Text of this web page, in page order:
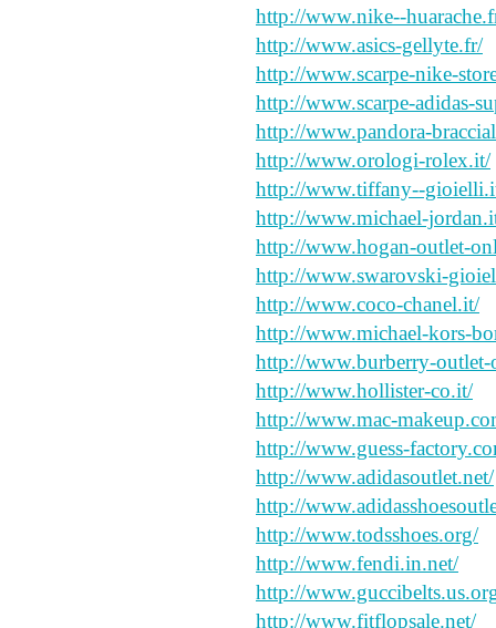
http://www.nike--
http://www.asics-gellyte.fr/
http://www.scarpe-nike-
http://www.scarpe-adidas-
http://www.pandora-
http://www.orologi-rolex.it/
http://www.tiffany--
http://www.michael-
http://www.hogan-outlet-
http://www.swarovski-
http://www.coco-chanel.it/
http://www.michael-kors-
http://www.burberry-
http://www.hollister-co.it/
http://www.mac-
http://www.guess-
http://www.adidasoutlet.net/
http://
http://www.todsshoes.org/
http://www.fendi.in.net/
http://
http://www.fitflopsale.net/